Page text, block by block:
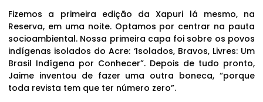
Fizemos a primeira edição da Xapuri lá mesmo, na
Reserva, em uma noite. Optamos por centrar na pauta
socioambiental. Nossa primeira capa foi sobre os povos
indígenas isolados do Acre: ‘Isolados, Bravos, Livres: Um
Brasil Indígena por Conhecer”. Depois de tudo pronto,
Jaime inventou de fazer uma outra boneca, “porque
toda revista tem que ter número zero”.